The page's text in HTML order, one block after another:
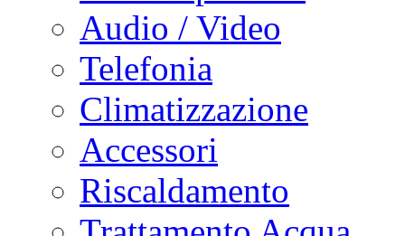
Audio / Video
Telefonia
Climatizzazione
Accessori
Riscaldamento